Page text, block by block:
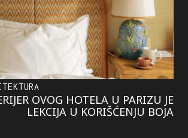
OVOG HOTELA U PARIZU JE
LEKCIJA U KORIŠĆENJU BOJA